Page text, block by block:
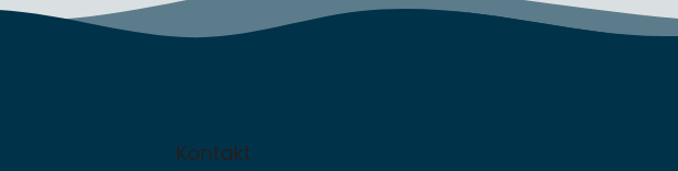
Kontakt